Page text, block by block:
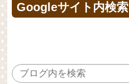
Googleサイト内検索